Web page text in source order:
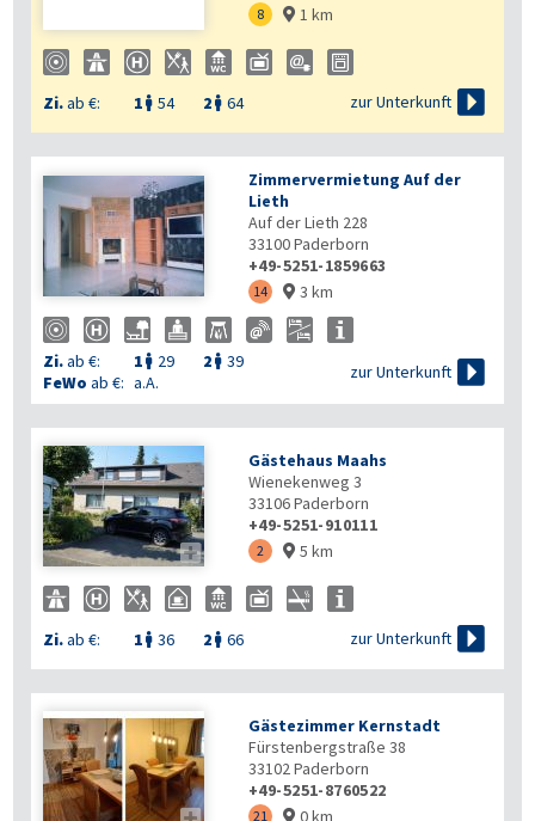
8  1 km
Zi.ab €: 1  54 2  64 zur Unterkunft 
Zimmervermietung Auf der
Lieth
Auf der Lieth 228
33100Paderborn
+49-5251-1859663
14  3 km
Zi.ab €: 1  29 2  39
FeWo ab €: a.A.
zur Unterkunft 

Gästehaus Maahs
Wienekenweg 3
33106Paderborn
+49-5251-910111
2  5 km
Zi.ab €: 1  36 2  66 zur Unterkunft 
Gästezimmer Kernstadt
Fürstenbergstraße 38
33102Paderborn
+49-5251-8760522
21  0 km